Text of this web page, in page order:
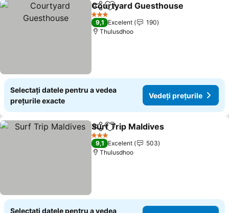
DistribuițiAdăugaţi la favorite
Courtyard Guesthouse
3 Stele
9,1 Excelent
190
Thulusdhoo
Selectați datele pentru a vedea
prețurile exacte
Vedeți prețurile
DistribuițiAdăugaţi la favorite
Surf Trip Maldives
3 Stele
9,1 Excelent
503
Thulusdhoo
Selectați datele pentru a vedea